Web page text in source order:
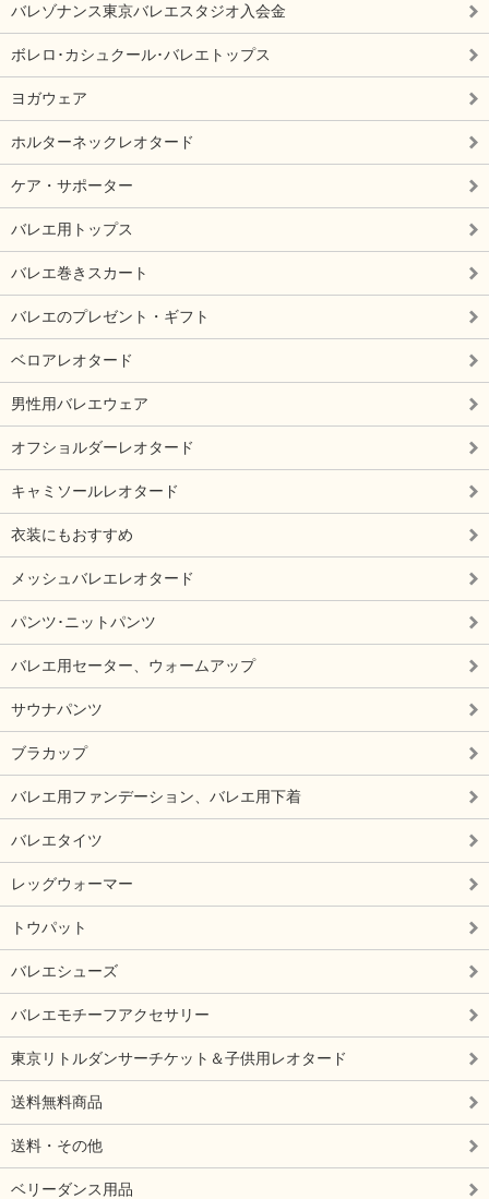
バレゾナンス東京バレエスタジオ入会金
ボレロ･カシュクール･バレエトップス
ヨガウェア
ホルターネックレオタード
ケア・サポーター
バレエ用トップス
バレエ巻きスカート
バレエのプレゼント・ギフト
ベロアレオタード
男性用バレエウェア
オフショルダーレオタード
キャミソールレオタード
衣装にもおすすめ
メッシュバレエレオタード
パンツ･ニットパンツ
バレエ用セーター、ウォームアップ
サウナパンツ
ブラカップ
バレエ用ファンデーション、バレエ用下着
バレエタイツ
レッグウォーマー
トウパット
バレエシューズ
バレエモチーフアクセサリー
東京リトルダンサーチケット＆子供用レオタード
送料無料商品
送料・その他
ベリーダンス用品